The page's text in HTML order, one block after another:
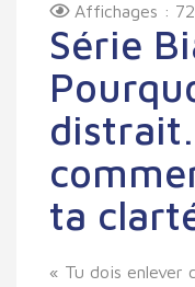
Affichages :
Série
ta
« Tu dois enlever